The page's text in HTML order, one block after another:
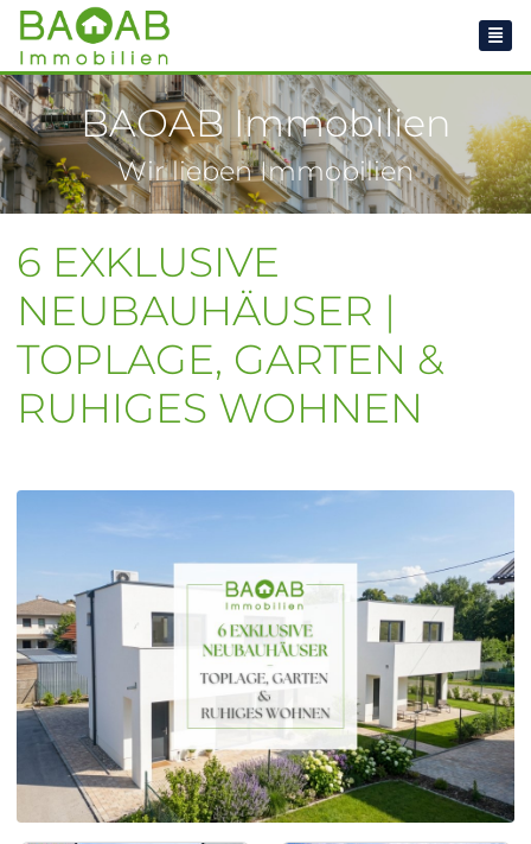
BAOAB Immobilien
Wir lieben Immobilien
6 EXKLUSIVE
NEUBAUHÄUSER |
TOPLAGE, GARTEN &
RUHIGES WOHNEN